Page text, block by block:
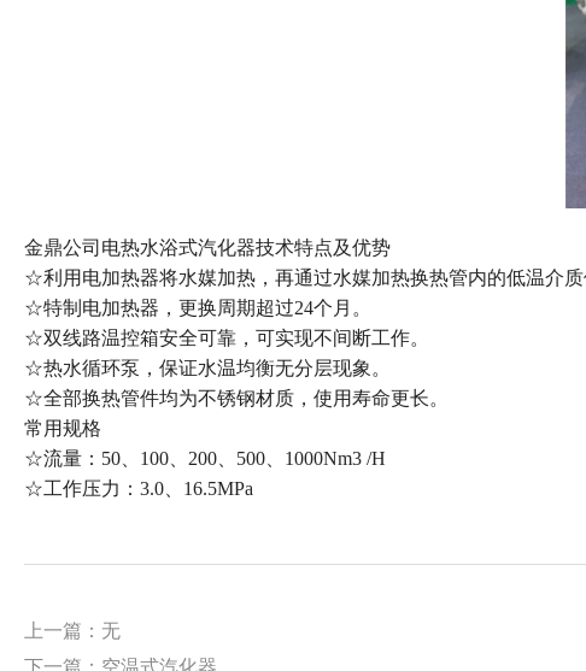
金鼎公司电热水浴式汽化器技术特点及优势
☆利用电加热器将水媒加热，再通过水媒加热换热管内的低温介
☆特制电加热器，更换周期超过24个月。
☆双线路温控箱安全可靠，可实现不间断工作。
☆热水循环泵，保证水温均衡无分层现象。
☆全部换热管件均为不锈钢材质，使用寿命更长。
常用规格
☆流量：50、100、200、500、1000Nm3 /H
☆工作压力：3.0、16.5MPa
上一篇：无
下一篇：空温式汽化器